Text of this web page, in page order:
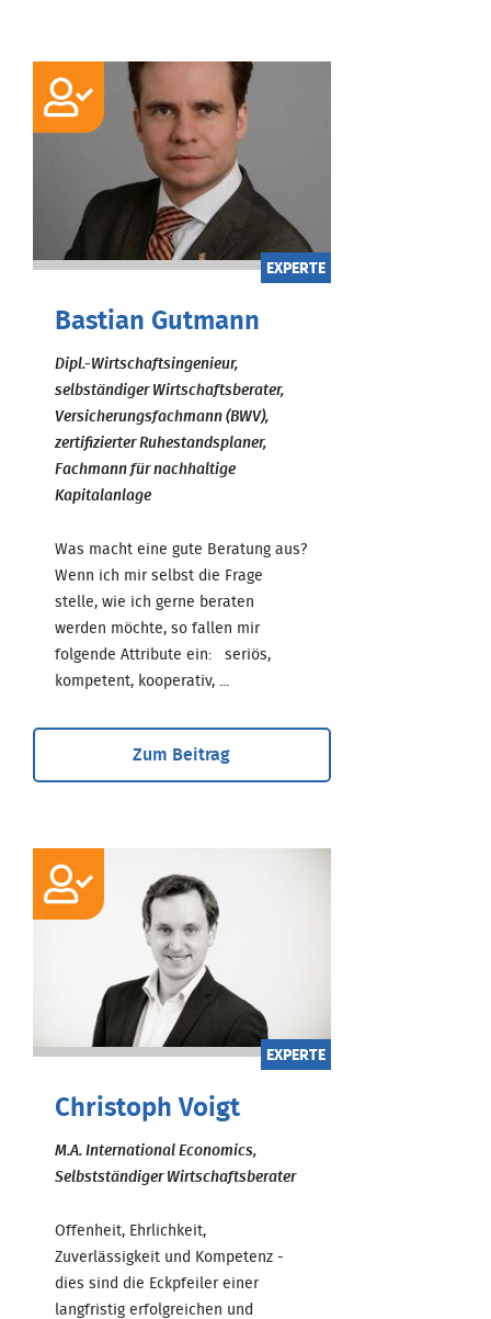
EXPERTE
Bastian Gutmann
Dipl.-Wirtschaftsingenieur,
selbständiger Wirtschaftsberater,
Versicherungsfachmann (BWV),
zertifizierter Ruhestandsplaner,
Fachmann für nachhaltige
Kapitalanlage
Was macht eine gute Beratung aus?
Wenn ich mir selbst die Frage
stelle, wie ich gerne beraten
werden möchte, so fallen mir
folgende Attribute ein: seriös,
kompetent, kooperativ, ...
Zum Beitrag
EXPERTE
Christoph Voigt
M.A. International Economics,
Selbstständiger Wirtschaftsberater
Offenheit, Ehrlichkeit,
Zuverlässigkeit und Kompetenz -
dies sind die Eckpfeiler einer
langfristig erfolgreichen und